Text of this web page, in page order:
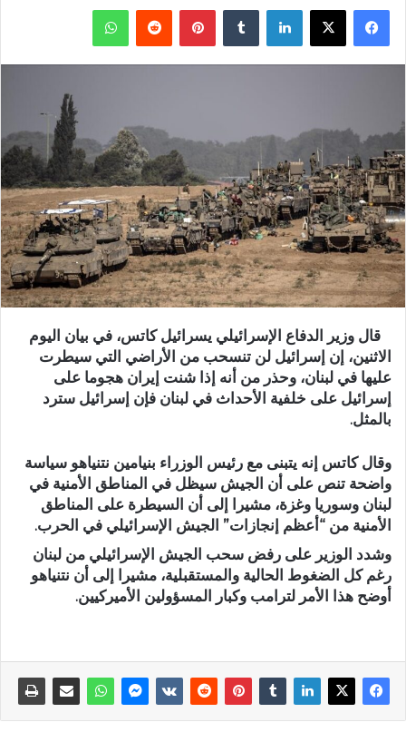
فيسبوك X لينكدإن بينتيريست واتساب
قال وزير الدفاع الإسرائيلي يسرائيل كاتس، في ‌بيان اليوم
الاثنين، ‌إن ‌إسرائيل لن تنسحب من الأراضي ‌التي ‌سيطرت
⁠عليها في لبنان، ⁠وحذر ‌من أنه ⁠إذا شنت ⁠إيران هجوما على
⁠إسرائيل على خلفية الأحداث في لبنان فإن إسرائيل سترد
بالمثل.
وقال كاتس إنه يتبنى مع رئيس الوزراء بنيامين نتنياهو سياسة
واضحة تنص على أن الجيش سيظل في المناطق الأمنية في
لبنان وسوريا وغزة، مشيرا إلى أن السيطرة على المناطق
الأمنية من “أعظم إنجازات” الجيش الإسرائيلي في الحرب.
وشدد الوزير على رفض سحب الجيش الإسرائيلي من لبنان
رغم كل الضغوط الحالية والمستقبلية، مشيرا إلى أن نتنياهو
أوضح هذا الأمر لترامب وكبار المسؤولين الأميركيين.